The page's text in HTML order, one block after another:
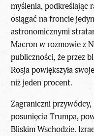
myślenia, podkreślając
osiągać na froncie
astronomicznymi
Macron w rozmowie z
publiczności, że przez
Rosja powiększyła
niż jeden procent.
Zagraniczni
posunięcia Trumpa,
Bliskim Wschodzie.